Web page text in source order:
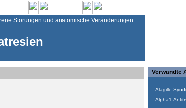
Störungen und anatomische Veränderungen
Verwandte
Alagille-
Alpha1-